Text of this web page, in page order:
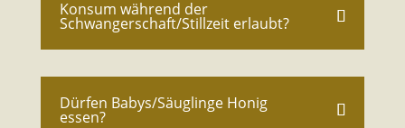
Konsum während der
Schwangerschaft/Stillzeit erlaubt?
Dürfen Babys/Säuglinge Honig
essen?